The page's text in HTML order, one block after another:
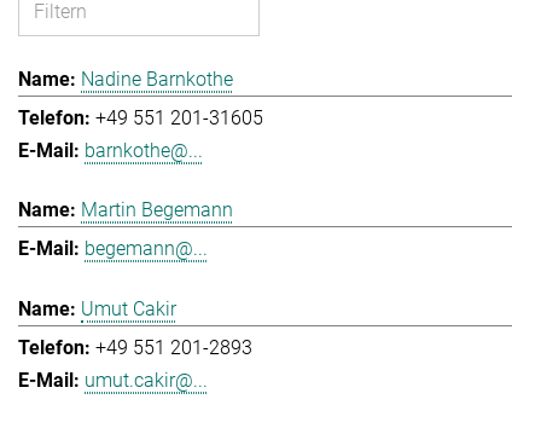
Nadine Barnkothe
+49 551 201-31605
barnkothe@...
Martin Begemann
begemann@...
Umut Cakir
+49 551 201-2893
umut.cakir@...